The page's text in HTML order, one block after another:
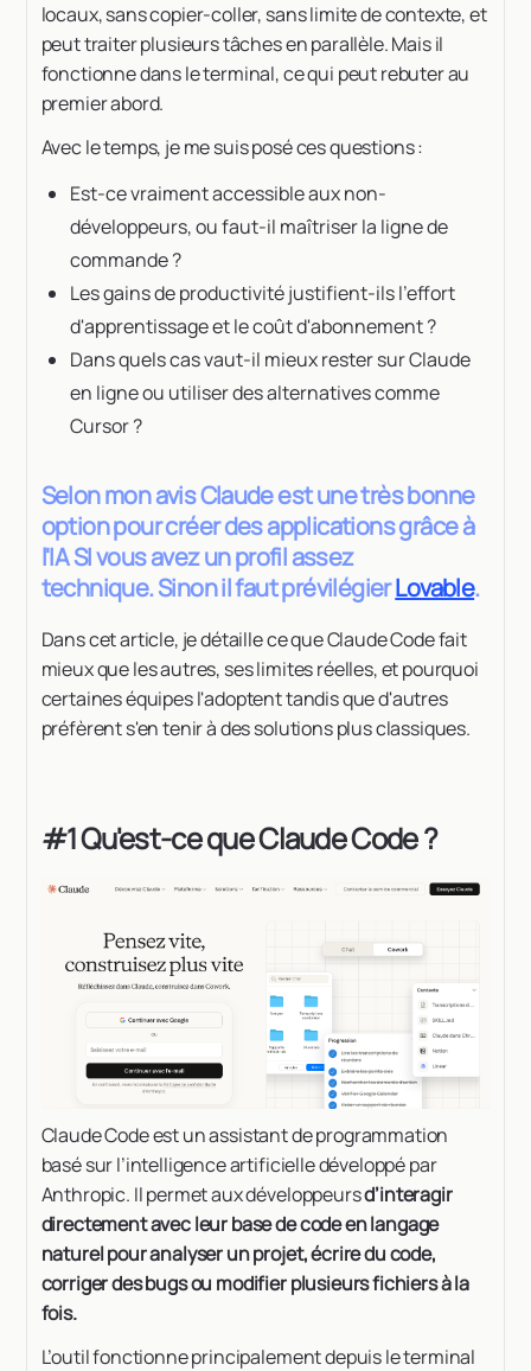
locaux, sans copier-coller, sans limite de contexte, et
peut traiter plusieurs tâches en parallèle. Mais il
fonctionne dans le terminal, ce qui peut rebuter au
premier abord.
Avec le temps, je me suis posé ces questions :
Est-ce vraiment accessible aux non-
développeurs, ou faut-il maîtriser la ligne de
commande ?
Les gains de productivité justifient-ils l'effort
d'apprentissage et le coût d'abonnement ?
Dans quels cas vaut-il mieux rester sur Claude
en ligne ou utiliser des alternatives comme
Cursor ?
Selon mon avis Claude est une très bonne
option pour créer des applications grâce à
l'IA SI vous avez un profil assez
technique. Sinon il faut prévilégierLovable.
Dans cet article, je détaille ce que Claude Code fait
mieux que les autres, ses limites réelles, et pourquoi
certaines équipes l'adoptent tandis que d'autres
préfèrent s'en tenir à des solutions plus classiques.
#1 Qu'est-ce que Claude Code ?
Claude Code est un assistant de programmation
basé sur l’intelligence artificielle développé par
Anthropic. Il permet aux développeursd’interagir
directement avec leur base de code en langage
naturel pour analyser un projet, écrire du code,
corriger des bugs ou modifier plusieurs fichiers à la
fois.
L’outil fonctionne principalement depuis le terminal